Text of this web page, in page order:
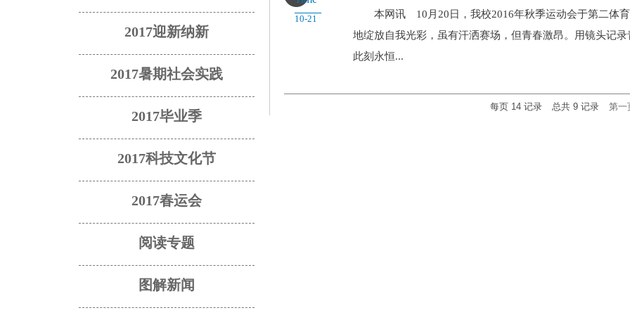
2017迎新纳新
2017暑期社会实践
2017毕业季
2017科技文化节
2017春运会
阅读专题
图解新闻
10-21
本网讯 10月20日，我校2016年秋季运动会于第二体育
地绽放自我光彩，虽有汗洒赛场，但青春激昂。用镜头记
此刻永恒...
每页 14 记录 总共 9 记录 第一